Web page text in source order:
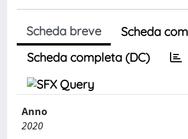
Scheda breve
Scheda
Scheda completa (DC)
Anno
2020